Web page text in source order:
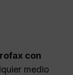
con
medio